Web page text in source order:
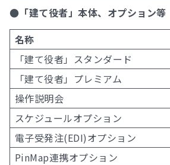
●「建て役者」本体、オプション等
名称
「建て役者」スタンダード
「建て役者」プレミアム
操作説明会
スケジュールオプション
電子受発注(EDI)オプション
PinMap連携オプション